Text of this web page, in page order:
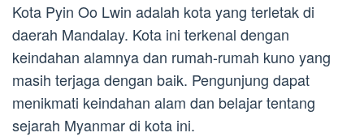
Kota Pyin Oo Lwin adalah kota yang terletak di
daerah Mandalay. Kota ini terkenal dengan
keindahan alamnya dan rumah-rumah kuno yang
masih terjaga dengan baik. Pengunjung dapat
menikmati keindahan alam dan belajar tentang
sejarah Myanmar di kota ini.